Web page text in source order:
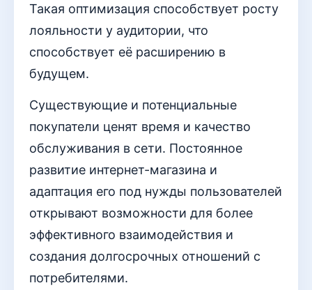
Такая оптимизация способствует росту
лояльности у аудитории, что
способствует её расширению в
будущем.
Существующие и потенциальные
покупатели ценят время и качество
обслуживания в сети. Постоянное
развитие интернет-магазина и
адаптация его под нужды пользователей
открывают возможности для более
эффективного взаимодействия и
создания долгосрочных отношений с
потребителями.